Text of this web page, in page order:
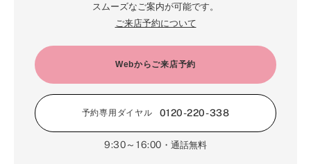
スムーズなご案内が可能です。
ご来店予約について
Webからご来店予約
予約専用ダイヤル 0120-220-338
9:30～16:00 ・通話無料